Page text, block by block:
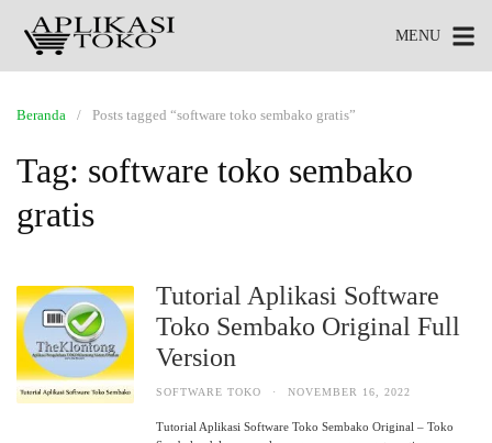
MENU
Beranda Posts tagged “software toko sembako gratis”
Tag: software toko sembako
gratis
Tutorial Aplikasi Software
Toko Sembako Original Full
Version
SOFTWARE TOKO · NOVEMBER 16, 2022
Tutorial Aplikasi Software Toko Sembako Original – Toko